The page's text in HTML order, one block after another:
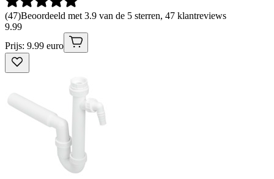
(47)Beoordeeld met 3.9 van de 5 sterren, 47 klantreviews
9.99
Prijs: 9.99 euro